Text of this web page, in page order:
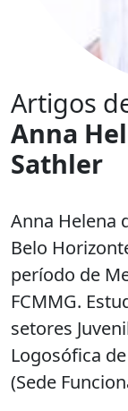
Artigos
Anna
Sathler
Anna Helena
Belo
período de
FCMMG.
setores
Logosófica
(Sede